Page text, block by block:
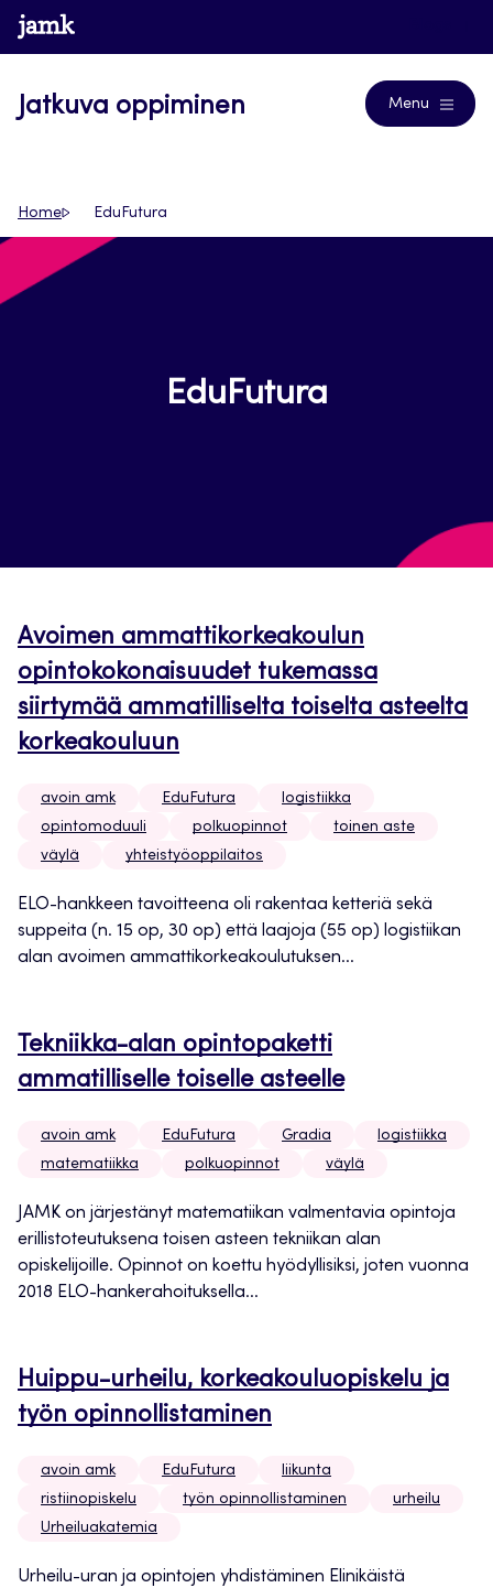
Siirry
suoraan
www.jamk.fi
Jatkuva oppiminen Menu
Home EduFutura
EduFutura
Avoimen ammattikorkeakoulun
opintokokonaisuudet tukemassa
siirtymää ammatilliselta toiselta asteelta
korkeakouluun
avoin amk EduFutura
logistiikka
opintomoduuli
polkuopinnot
toinen aste
väylä
yhteistyöoppilaitos
ELO-hankkeen tavoitteena oli rakentaa ketteriä sekä
suppeita (n. 15 op, 30 op) että laajoja (55 op) logistiikan
alan avoimen ammattikorkeakoulutuksen...
Tekniikka-alan opintopaketti
ammatilliselle toiselle asteelle
avoin amk EduFutura Gradia
logistiikka
matematiikka
polkuopinnot väylä
JAMK on järjestänyt matematiikan valmentavia opintoja
erillistoteutuksena toisen asteen tekniikan alan
opiskelijoille. Opinnot on koettu hyödyllisiksi, joten vuonna
2018 ELO-hankerahoituksella...
Huippu-urheilu, korkeakouluopiskelu ja
työn opinnollistaminen
avoin amk EduFutura
liikunta
ristiinopiskelu
työn opinnollistaminen
urheilu
Urheiluakatemia
Urheilu-uran ja opintojen yhdistäminen Elinikäistä